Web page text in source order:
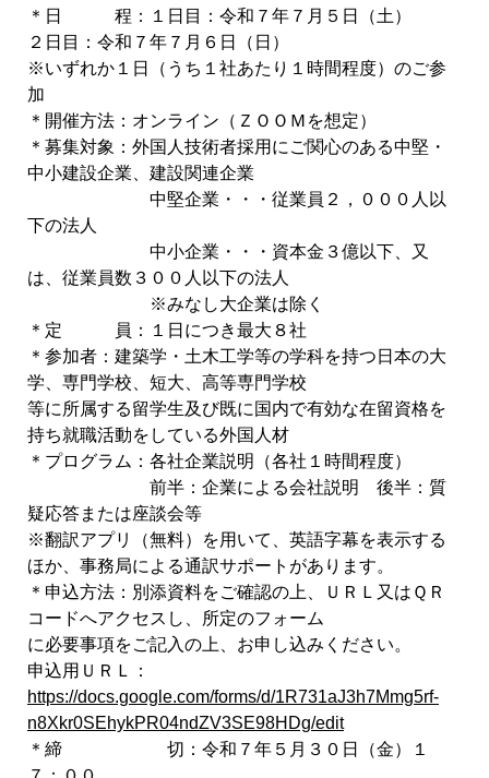
＊日 程：１日目：令和７年７月５日（土）
２日目：令和７年７月６日（日）
※いずれか１日（うち１社あたり１時間程度）のご参
加
＊開催方法：オンライン（ＺＯＯＭを想定）
＊募集対象：外国人技術者採用にご関心のある中堅・
中小建設企業、建設関連企業
中堅企業・・・従業員２，０００人以
下の法人
中小企業・・・資本金３億以下、又
は、従業員数３００人以下の法人
※みなし大企業は除く
＊定 員：１日につき最大８社
＊参加者：建築学・土木工学等の学科を持つ日本の大
学、専門学校、短大、高等専門学校
等に所属する留学生及び既に国内で有効な在留資格を
持ち就職活動をしている外国人材
＊プログラム：各社企業説明（各社１時間程度）
前半：企業による会社説明 後半：質
疑応答または座談会等
※翻訳アプリ（無料）を用いて、英語字幕を表示する
ほか、事務局による通訳サポートがあります。
＊申込方法：別添資料をご確認の上、ＵＲＬ又はＱＲ
コードへアクセスし、所定のフォーム
に必要事項をご記入の上、お申し込みください。
申込用ＵＲＬ：
https://docs.google.com/forms/d/1R731aJ3h7Mmg5rf-
n8Xkr0SEhykPR04ndZV3SE98HDg/edit
＊締 切：令和７年５月３０日（金）１